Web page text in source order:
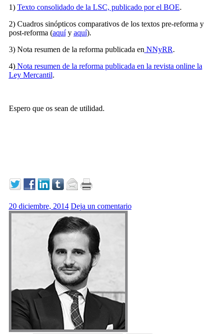
1) Texto consolidado de la LSC, publicado por el BOE.
2) Cuadros sinópticos comparativos de los textos pre-reforma y
post-reforma (aquíy aquí).
3) Nota resumen de la reforma publicada en NNyRR.
4)Nota resumen de la reforma publicada en la revista online la
Ley Mercantil.
Espero que os sean de utilidad.
20 diciembre, 2014 Deja un comentario